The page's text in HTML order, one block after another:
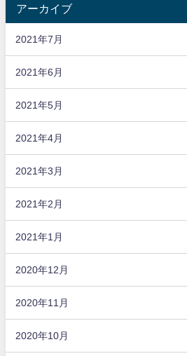
アーカイブ
2021年7月
2021年6月
2021年5月
2021年4月
2021年3月
2021年2月
2021年1月
2020年12月
2020年11月
2020年10月